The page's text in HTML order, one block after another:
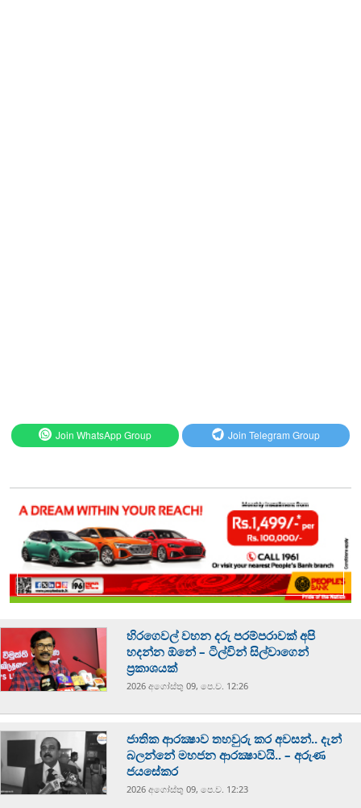
Join WhatsApp Group Join Telegram Group
හිරගෙවල් වහන දරු පරම්පරාවක් අපි
හදන්න ඕනේ – ටිල්වින් සිල්වාගෙන්
ප්‍රකාශයක්
2026 අගෝස්‍තු 09, පෙ.ව. 12:26
ජාතික ආරක්‍ෂාව තහවුරු කර අවසන්.. දැන්
බලන්නේ මහජන ආරක්‍ෂාවයි.. – අරුණ
ජයසේකර
2026 අගෝස්‍තු 09, පෙ.ව. 12:23